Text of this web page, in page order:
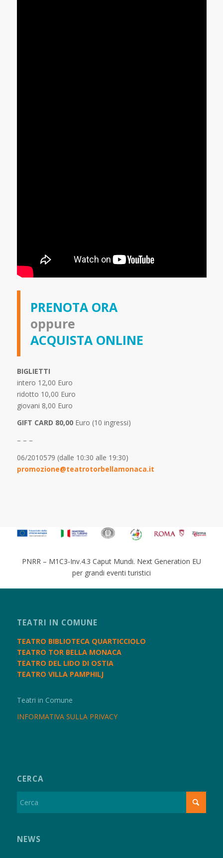
PRENOTA ORA
oppure
ACQUISTA ONLINE
BIGLIETTI
intero 12,00 Euro
ridotto 10,00 Euro
giovani 8,00 Euro
GIFT CARD 80,00Euro (10 ingressi)
– – –
06/2010579 (dalle 10:30 alle 19:30)
promozione@teatrotorbellamonaca.it
PNRR – M1C3-Inv.4.3 Caput Mundi. Next Generation EU
per grandi eventi turistici
TEATRI IN COMUNE
TEATRO BIBLIOTECA QUARTICCIOLO
TEATRO TOR BELLA MONACA
TEATRO DEL LIDO DI OSTIA
TEATRO VILLA PAMPHILJ
Teatri in Comune
INFORMATIVA SULLA PRIVACY
CERCA
NEWS